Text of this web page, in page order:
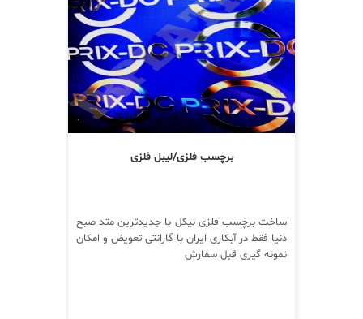
برچسب فلزی/لیبل فلزی
ساخت برچسب فلزی نیکل با جدیدترین متد صبح
دنیا فقط در آبکاری ایران با گارانتی تعویض و امکان
نمونه گیری قبل سفارش